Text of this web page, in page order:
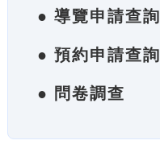
● 導覽申請查詢
● 預約申請查詢
● 問卷調查